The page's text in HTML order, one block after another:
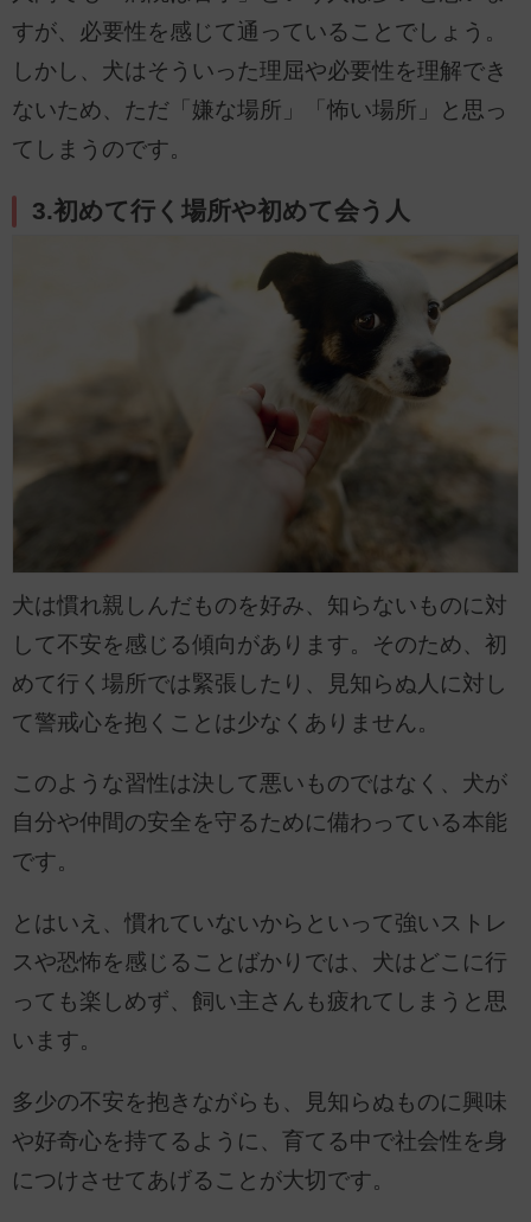
すが、必要性を感じて通っていることでしょう。
しかし、犬はそういった理屈や必要性を理解でき
ないため、ただ「嫌な場所」「怖い場所」と思っ
てしまうのです。
3.初めて行く場所や初めて会う人
犬は慣れ親しんだものを好み、知らないものに対
して不安を感じる傾向があります。そのため、初
めて行く場所では緊張したり、見知らぬ人に対し
て警戒心を抱くことは少なくありません。
このような習性は決して悪いものではなく、犬が
自分や仲間の安全を守るために備わっている本能
です。
とはいえ、慣れていないからといって強いストレ
スや恐怖を感じることばかりでは、犬はどこに行
っても楽しめず、飼い主さんも疲れてしまうと思
います。
多少の不安を抱きながらも、見知らぬものに興味
や好奇心を持てるように、育てる中で社会性を身
につけさせてあげることが大切です。